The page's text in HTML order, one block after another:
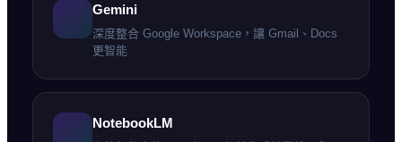
Gemini
深度整合 Google Workspace，讓 Gmail、Docs
更智能
NotebookLM